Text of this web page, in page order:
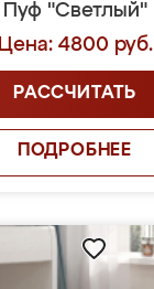
Пуф "Светлый"
Цена: 4800 руб.
РАССЧИТАТЬ
ПОДРОБНЕЕ